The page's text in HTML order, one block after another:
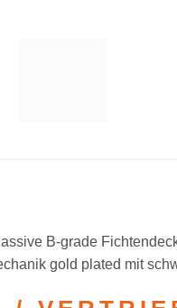
B-grade
gold plated mit